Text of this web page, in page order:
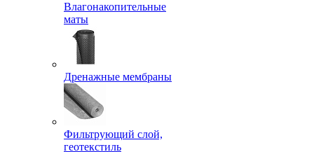
Влагонакопительные
маты
Дренажные мембраны
Фильтрующий слой,
геотекстиль